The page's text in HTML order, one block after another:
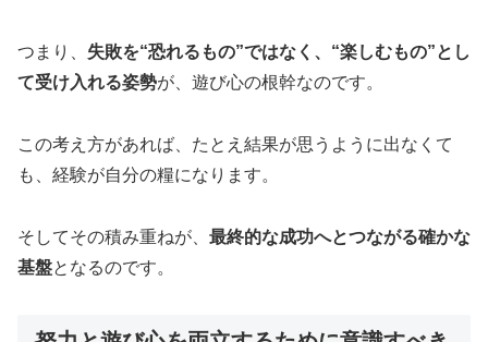
つまり、 失敗を“恐れるもの”ではなく、“楽しむもの”とし
て受け入れる姿勢が、遊び心の根幹なのです。
この考え方があれば、たとえ結果が思うように出なくて
も、経験が自分の糧になります。
そしてその積み重ねが、 最終的な成功へとつながる確かな
基盤となるのです。